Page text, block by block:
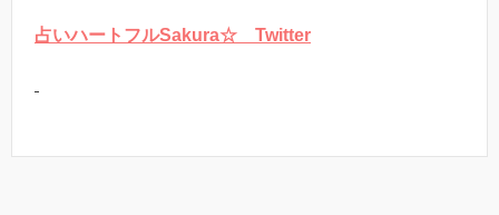
占いハートフルSakura☆ Twitter